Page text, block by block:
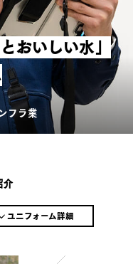
フラ業
おいしい水」
介
ユニフォーム詳細